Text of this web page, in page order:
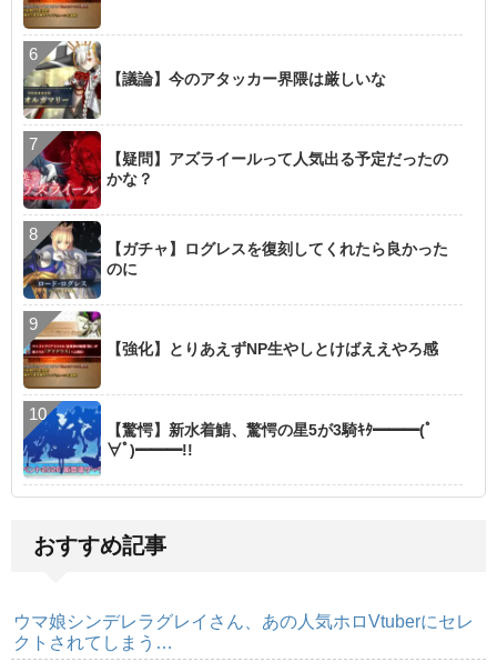
【議論】今のアタッカー界隈は厳しいな
【疑問】アズライールって人気出る予定だったの
かな？
【ガチャ】ログレスを復刻してくれたら良かった
のに
【強化】とりあえずNP生やしとけばええやろ感
【驚愕】新水着鯖、驚愕の星5が3騎ｷﾀ━━━(ﾟ
∀ﾟ)━━━!!
おすすめ記事
ウマ娘シンデレラグレイさん、あの人気ホロVtuberにセレ
クトされてしまう…